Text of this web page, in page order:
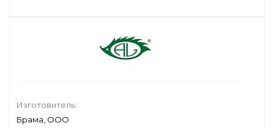
Изготовитель:
Брама, ООО